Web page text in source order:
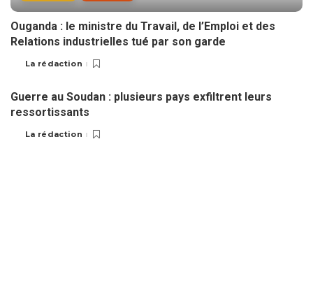
Ouganda : le ministre du Travail, de l’Emploi et des
Relations industrielles tué par son garde
La rédaction
Guerre au Soudan : plusieurs pays exfiltrent leurs
ressortissants
La rédaction